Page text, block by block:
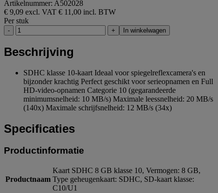
Artikelnummer: A502028
€ 9,09 excl. VAT € 11,00 incl. BTW
Per stuk
- + In winkelwagen
Beschrijving
SDHC klasse 10-kaart Ideaal voor spiegelreflexcamera's en
bijzonder krachtig Perfect geschikt voor serieopnamen en Full
HD-video-opnamen Categorie 10 (gegarandeerde
minimumsnelheid: 10 MB/s) Maximale leessnelheid: 20 MB/s
(140x) Maximale schrijfsnelheid: 12 MB/s (34x)
Specificaties
Productinformatie
Productnaam
Kaart SDHC 8 GB klasse 10, Vermogen: 8 GB,
Type geheugenkaart: SDHC, SD-kaart klasse:
C10/U1